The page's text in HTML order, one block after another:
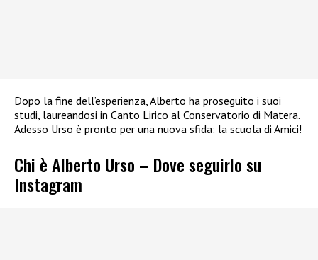
Dopo la fine dell’esperienza, Alberto ha proseguito i suoi
studi, laureandosi in Canto Lirico al Conservatorio di Matera.
Adesso Urso è pronto per una nuova sfida: la scuola di Amici!
Chi è Alberto Urso – Dove seguirlo su
Instagram